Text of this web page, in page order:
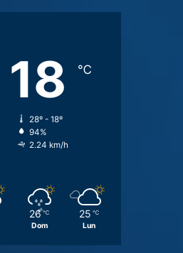
18 ℃
28º - 18º
94%
2.24 km/h
26 ℃
Dom
25 ℃
Lun